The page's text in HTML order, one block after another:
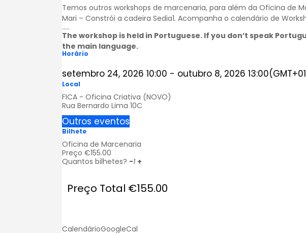
Temos outros workshops de marcenaria, para além da Oficina de
Mari – Constrói a cadeira Sedia1. Acompanha o calendário de
…..
The workshop is held in Portuguese. If you don’t speak
the main language.
Horário
setembro 24, 2026 10:00 - outubro 8, 2026 13:00
Local
FICA - Oficina Criativa (NOVO)
Rua Bernardo Lima 10C
Outros eventos
Bilhete
Oficina de Marcenaria
Preço €155.00
Quantos bilhetes? -1 +
Preço Total €155.00
CalendárioGoogleCal